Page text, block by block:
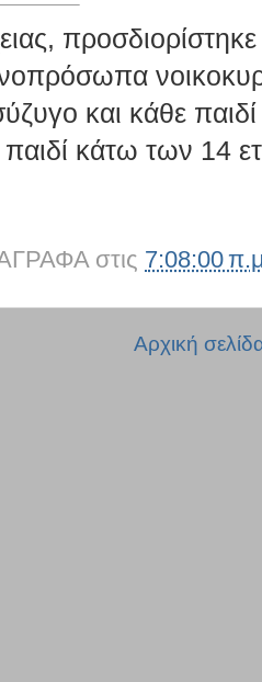
και κάθε
κάτω των 14
στις 7:08:00
Αρχική